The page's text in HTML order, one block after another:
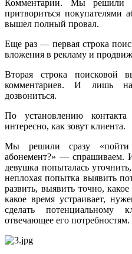
Комментарии. Мы решили
притвориться покупателями
вышел полный провал.
Еще раз — первая строка
вложения в рекламу и
Вторая строка
комментариев. И лишь
дозвониться.
По установлению
интересно, как зовут клиента.
Мы решили сразу «пойти
абонемент?» — спрашиваем.
девушка попыталась
неплохая попытка выявить
развить, выявить точно,
какое время устраивает,
сделать потенциальному
отвечающее его потребностям.